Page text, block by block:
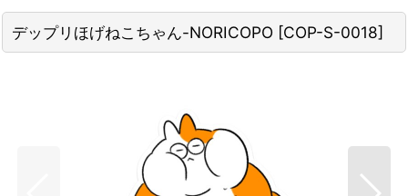
デップリほげねこちゃん-NORICOPO [COP-S-0018]